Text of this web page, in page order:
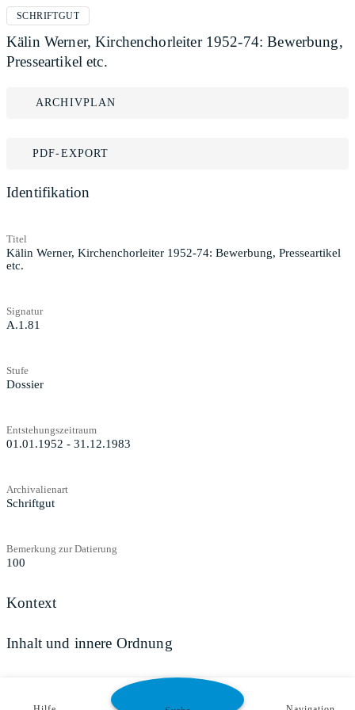
SCHRIFTGUT
Kälin Werner, Kirchenchorleiter 1952-74: Bewerbung,
Presseartikel etc.
ARCHIVPLAN
PDF-EXPORT
Identifikation
Titel
Kälin Werner, Kirchenchorleiter 1952-74: Bewerbung, Presseartikel
etc.
Signatur
A.1.81
Stufe
Dossier
Entstehungszeitraum
01.01.1952 - 31.12.1983
Archivalienart
Schriftgut
Bemerkung zur Datierung
100
Kontext
Inhalt und innere Ordnung
Zugangs- und Benutzungsbestimmungen